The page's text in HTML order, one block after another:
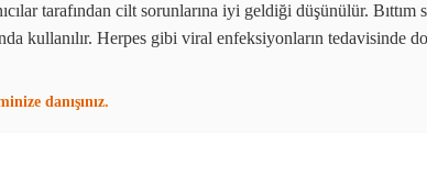
tarafından cilt sorunlarına iyi geldiği düşünülür.
kullanılır. Herpes gibi viral enfeksiyonların
danışınız.